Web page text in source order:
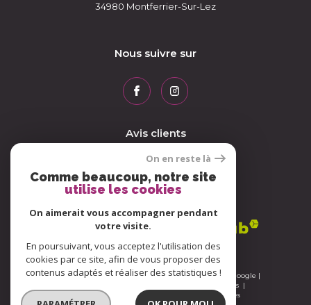
34980
Montferrier-Sur-Lez
Nous suivre sur
Avis clients
© 2026 | Tous droits réservés | Traduction powered by Google |
Mentions légales
Nos liens Cookies
On en reste là
Comme beaucoup, notre site
utilise les cookies
On aimerait vous accompagner pendant
votre visite.
En poursuivant, vous acceptez l'utilisation des
cookies par ce site, afin de vous proposer des
contenus adaptés et réaliser des statistiques !